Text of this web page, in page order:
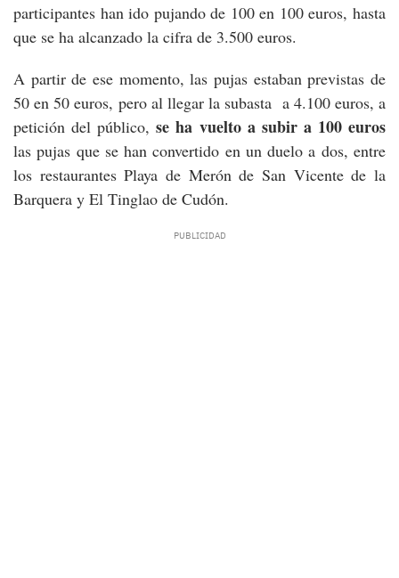
participantes han ido pujando de 100 en 100 euros, hasta
que se ha alcanzado la cifra de 3.500 euros.
A partir de ese momento, las pujas estaban previstas de
50 en 50 euros, pero al llegar la subasta a 4.100 euros, a
petición del público,se ha vuelto a subir a 100 euros
las pujas que se han convertido en un duelo a dos, entre
los restaurantes Playa de Merón de San Vicente de la
Barquera y El Tinglao de Cudón.